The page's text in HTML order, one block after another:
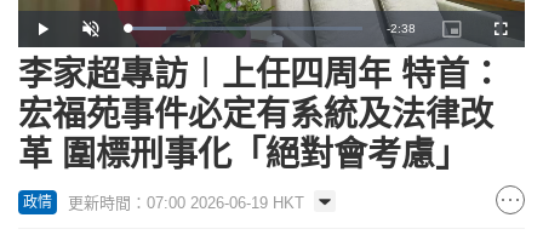
Play Unmute Loaded:
16.56%
Remaining
Time
-2:38
Picture-
in-
Picture
李家超專訪︱上任四周年 特首：
宏福苑事件必定有系統及法律改
革 圍標刑事化「絕對會考慮」
政情 更新時間：07:00 2026-06-19 HKT